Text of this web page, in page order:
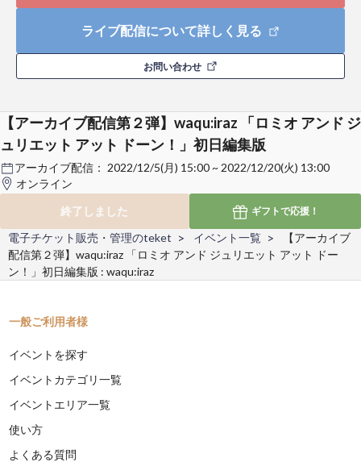
ライブ配信について詳しく見る
お問い合わせ
【アーカイブ配信第２弾】waqu:iraz 「ロミオ アンド ジ
ュリエット アット ドーン！」初日編集版
アーカイブ配信： 2022/12/5(月) 15:00 ~ 2022/12/20(火) 13:00
オンライン
終了しました
ギフトで応援！
電子チケット販売・管理のteket イベント一覧
【アーカイブ
配信第２弾】waqu:iraz 「ロミオ アンド ジュリエット アット ドー
ン！」初日編集版 : waqu:iraz
一般ご利用者様
イベントを探す
イベントカテゴリ一覧
イベントエリア一覧
使い方
よくある質問